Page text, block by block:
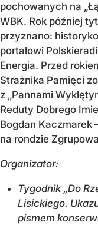
pochowanych na
WBK. Rok później
przyznano:
portalowi
Energia. Przed
Strażnika Pamięci
z „Pannami
Reduty Dobrego
Bogdan Kaczmarek
na rondzie
Organizator:
Tygodnik „Do
Lisickiego.
pismem